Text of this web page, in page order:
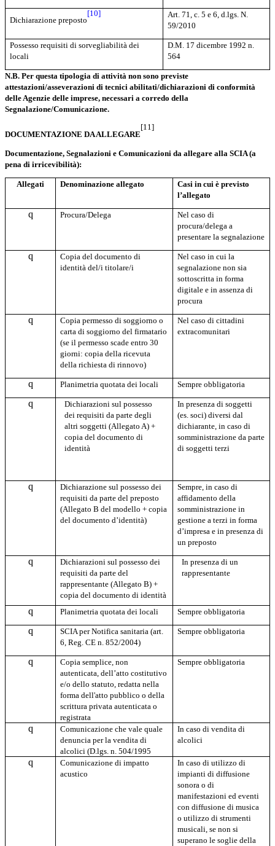
Dichiarazione preposto
[10]
Art. 71, c. 5 e 6, d.lgs. N.
59/2010
Possesso requisiti di sorvegliabilità dei
locali
D.M. 17 dicembre 1992 n.
564
N.B. Per questa tipologia di attività non sono previste
attestazioni/asseverazioni di tecnici abilitati/dichiarazioni di conformità
delle Agenzie delle imprese, necessari a corredo della
Segnalazione/Comunicazione.
DOCUMENTAZIONE DA ALLEGARE
[11]
Documentazione, Segnalazioni e Comunicazioni da allegare alla SCIA (a
pena di irricevibilità):
Allegati Denominazione allegato
Casi in cui è previsto
l’allegato
q Procura/Delega
Nel caso di
procura/delega a
presentare la segnalazione
q
Copia del documento di
identità del/i titolare/i
Nel caso in cui la
segnalazione non sia
sottoscritta in forma
digitale e in assenza di
procura
q
Copia permesso di soggiorno o
carta di soggiorno del firmatario
(se il permesso scade entro 30
giorni: copia della ricevuta
della richiesta di rinnovo)
Nel caso di cittadini
extracomunitari
q Planimetria quotata dei locali Sempre obbligatoria
q
Dichiarazioni sul possesso
dei requisiti da parte degli
altri soggetti (Allegato A) +
copia del documento di
identità
In presenza di soggetti
(es. soci) diversi dal
dichiarante, in caso di
somministrazione da parte
di soggetti terzi
q
Dichiarazione sul possesso dei
requisiti da parte del preposto
(Allegato B del modello + copia
del documento d’identità)
Sempre, in caso di
affidamento della
somministrazione in
gestione a terzi in forma
d’impresa e in presenza di
un preposto
q
Dichiarazioni sul possesso dei
requisiti da parte del
rappresentante (Allegato B) +
copia del documento di identità
In presenza di un
rappresentante
q Planimetria quotata dei locali Sempre obbligatoria
q
SCIA per Notifica sanitaria (art.
6, Reg. CE n. 852/2004)
Sempre obbligatoria
q
Copia semplice, non
autenticata, dell’atto costitutivo
e/o dello statuto, redatta nella
forma dell'atto pubblico o della
scrittura privata autenticata o
registrata
Sempre obbligatoria
q
Comunicazione che vale quale
denuncia per la vendita di
alcolici (D.lgs. n. 504/1995
In caso di vendita di
alcolici
q
Comunicazione di impatto
acustico
In caso di utilizzo di
impianti di diffusione
sonora o di
manifestazioni ed eventi
con diffusione di musica
o utilizzo di strumenti
musicali, se non si
superano le soglie della